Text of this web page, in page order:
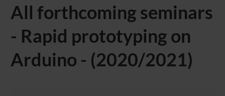
All forthcoming seminars
- Rapid prototyping on
Arduino - (2020/2021)